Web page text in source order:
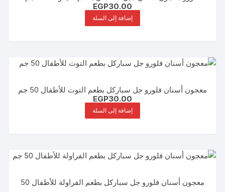
EGP30.00
إضافة إلى السلة
معجون أسنان فلورو جل سباركل بطعم التوت للأطفال 50 جم
EGP30.00
إضافة إلى السلة
معجون أسنان فلورو جل سباركل بطعم الفراولة للأطفال 50